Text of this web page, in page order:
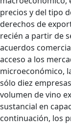
precios y del tipo
derechos de
recién a partir de
acuerdos
acceso a los
microeconómico,
sólo diez
volumen de vino
sustancial en
continuación, los